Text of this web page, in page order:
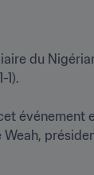
du
1).
événement